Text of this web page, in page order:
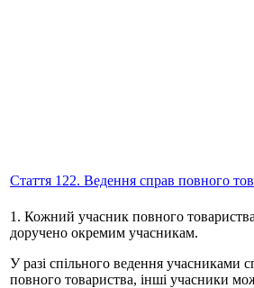
Стаття 122. Ведення справ повного
1. Кожний учасник повного
доручено окремим учасникам.
У разі спільного ведення учасниками
повного товариства, інші учасники